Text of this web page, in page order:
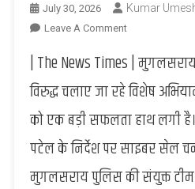
July 30, 2026 Kumar
Leave A CommentOn
:
8
राज्यों
की
टीम
की
| The News Times |
विरुद्ध चलाए जा रहे विशेष
को एक बड़ी सफलता हाथ लगी
पटेल के निर्देश पर साइबर सेल
मुगलसराय पुलिस की संयुक्त